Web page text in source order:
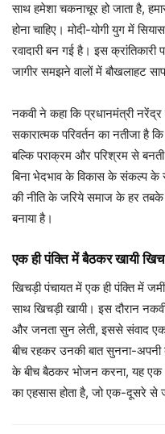
साथ हमेशा चकनाचूर हो जाता है,
होना चाहिए। मोदी-योगी युग में
रवादारी बन गई है। इस क्रांतिकारी
जागीर समझने वालों में बौखलाहट
नकवी ने कहा कि प्रधानमंत्री नरेंद्र
सकारात्मक परिवर्तन का नतीजा है
बल्कि पराक्रम और परिश्रम से
बिना भेदभाव के विकास के संकल्प के
की नीति के जरिये समाज के हर तबके
बनाया है।
एक ही पंक्ति में बैठकर खायी
खिचड़ी पंचायत में एक ही पंक्ति में
साथ खिचड़ी खायी। इस दौरान
और जनता सुन लेती, इससे संवाद एक
बीच रहकर उनकी बात सुनना-अपनी
के बीच बैठकर भोजन करना, यह
का एहसास होता है, जो एक-दूसरे से